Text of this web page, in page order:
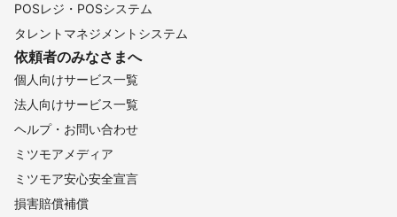
POSレジ・POSシステム
タレントマネジメントシステム
依頼者のみなさまへ
個人向けサービス一覧
法人向けサービス一覧
ヘルプ・お問い合わせ
ミツモアメディア
ミツモア安心安全宣言
損害賠償補償